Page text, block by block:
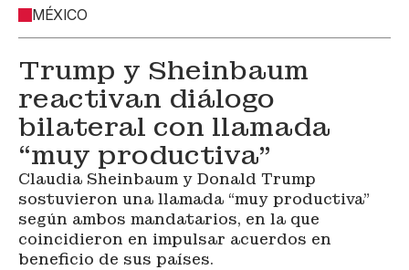
MÉXICO
Trump y Sheinbaum
reactivan diálogo
bilateral con llamada
“muy productiva”
Claudia Sheinbaum y Donald Trump
sostuvieron una llamada “muy productiva”
según ambos mandatarios, en la que
coincidieron en impulsar acuerdos en
beneficio de sus países.